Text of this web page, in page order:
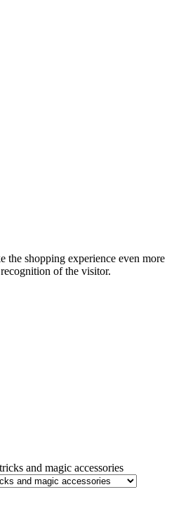
the shopping experience even more
of the visitor.
and magic accessories